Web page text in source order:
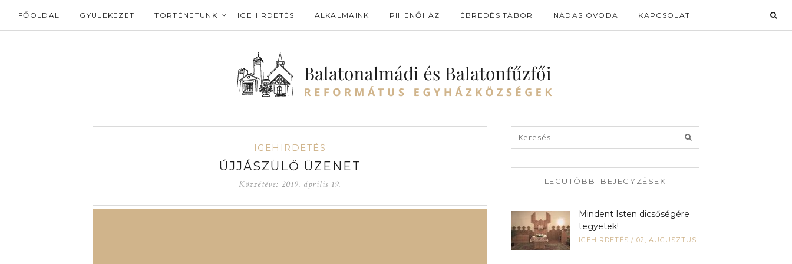
FŐOLDAL GYÜLEKEZET TÖRTÉNETÜNK IGEHIRDETÉS ALKALMAINK PIHENŐHÁZ ÉBREDÉS TÁBOR NÁDAS ÓVODA KAPCSOLAT
IGEHIRDETÉS
ÚJJÁSZÜLŐ ÜZENET
Közzétéve: 2019. április 19. LEGUTÓBBI BEJEGYZÉSEK
Mindent Isten dicsőségére
tegyetek!
IGEHIRDETÉS / 02, AUGUSZTUS